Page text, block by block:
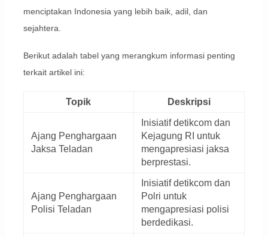
menciptakan Indonesia yang lebih baik, adil, dan
sejahtera.
Berikut adalah tabel yang merangkum informasi penting
terkait artikel ini:
Topik Deskripsi
Ajang Penghargaan
Jaksa Teladan
Inisiatif detikcom dan
Kejagung RI untuk
mengapresiasi jaksa
berprestasi.
Ajang Penghargaan
Polisi Teladan
Inisiatif detikcom dan
Polri untuk
mengapresiasi polisi
berdedikasi.